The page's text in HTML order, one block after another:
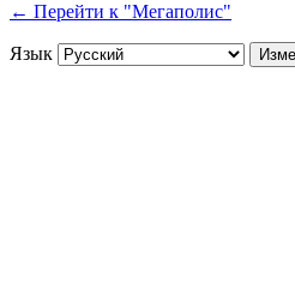
← Перейти к "Мегаполис"
Язык